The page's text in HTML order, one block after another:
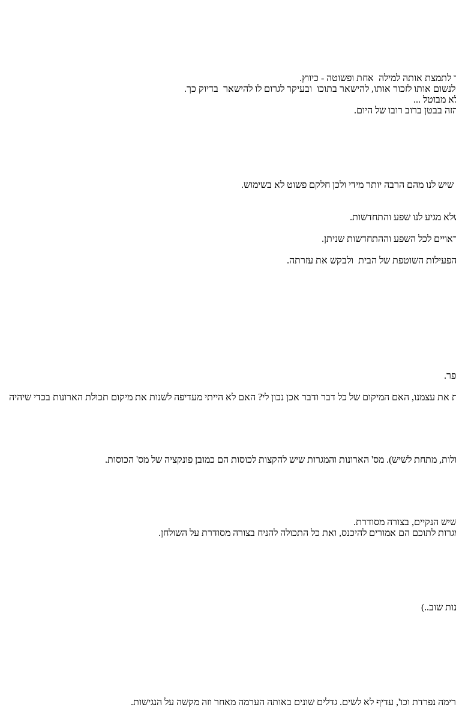
לתמצת אותה למילה אחת ופשוטה - כיווץ.
אותו לזכור אותו, להישאר בתוכו ובעיקר לגרום לו להישאר בדיוק כך.
מבוטל ...
בבטן ברוב רובו של היום.
לנו מהם הרבה יותר מידי ולכן חלקם פשוט לא בשימוש.
מגיע לנו שפע והתחדשות.
לכל השפע וההתחדשות שניתן.
מהפעילות השוטפת של הבית ולבקש את עזרתה.
עצמנו, האם המיקום של כל דבר ודבר אכן נכון לי? האם לא הייתי מעדיפה לשנות את מיקום תכולת הארונות בכדי שיהיה
מתחת לשיש). מס' הארונות והמגרות שיש להקצות לכוסות הם כמובן פונקציה של מס' הכוסות.
הנקיים, בצורה מסודרת.
לתוכם הם אמורים להיכנס, ואת כל התכולה להניח בצורה מסודרת על השולחן.
שוב..)
נפרדת וכו', עדיף לא לשים. גדלים שונים באותה הערמה מאחר וזה מקשה על הנגישות.